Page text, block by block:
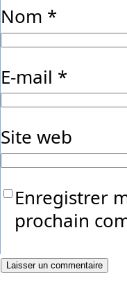
Nom *
E-mail *
Site web
Enregistrer
prochain